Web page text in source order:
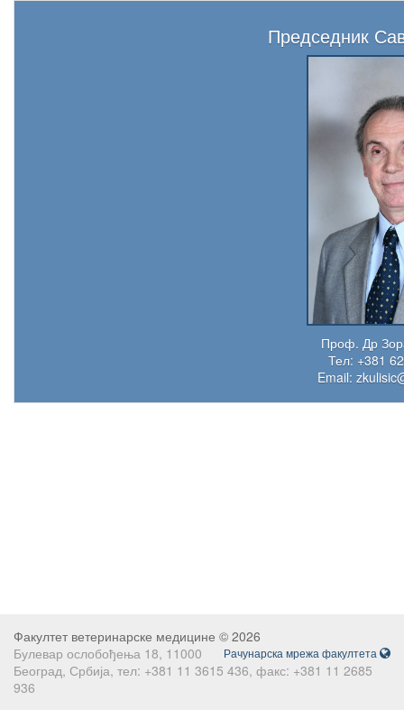
Председник
Проф. Др
Тел: +381
Email:
Факултет ветеринарске медицине © 2026
Рачунарска мрежа факултета
Булевар ослобођења 18, 11000
Београд, Србија, тел: +381 11 3615 436, факс: +381 11 2685
936